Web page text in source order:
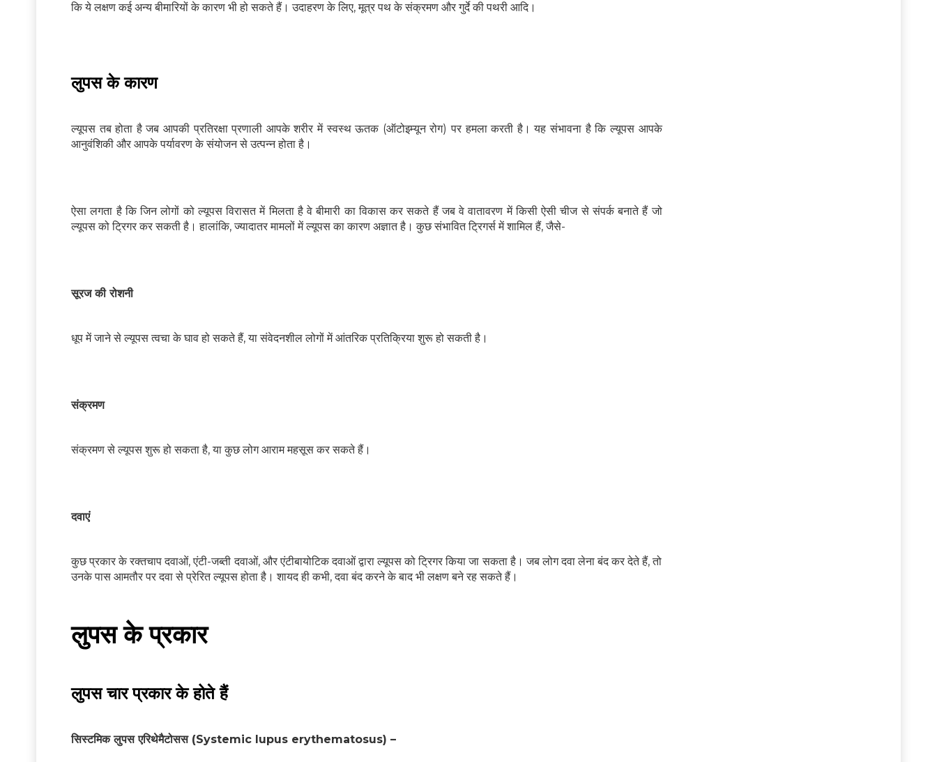
कि ये लक्षण कई अन्य बीमारियों के कारण भी हो सकते हैं। उदाहरण के लिए, मूत्र पथ के संक्रमण और गुर्दे की पथरी आदि।
लुपस के कारण
ल्यूपस तब होता है जब आपकी प्रतिरक्षा प्रणाली आपके शरीर में स्वस्थ ऊतक (ऑटोइम्यून रोग) पर हमला करती है। यह संभावना है कि ल्यूपस आपके
आनुवंशिकी और आपके पर्यावरण के संयोजन से उत्पन्न होता है।
ऐसा लगता है कि जिन लोगों को ल्यूपस विरासत में मिलता है वे बीमारी का विकास कर सकते हैं जब वे वातावरण में किसी ऐसी चीज से संपर्क बनाते हैं जो
ल्यूपस को ट्रिगर कर सकती है। हालांकि, ज्यादातर मामलों में ल्यूपस का कारण अज्ञात है। कुछ संभावित ट्रिगर्स में शामिल हैं, जैसे-
सूरज की रोशनी
धूप में जाने से ल्यूपस त्वचा के घाव हो सकते हैं, या संवेदनशील लोगों में आंतरिक प्रतिक्रिया शुरू हो सकती है।
संक्रमण
संक्रमण से ल्यूपस शुरू हो सकता है, या कुछ लोग आराम महसूस कर सकते हैं।
दवाएं
कुछ प्रकार के रक्तचाप दवाओं, एंटी-जब्ती दवाओं, और एंटीबायोटिक दवाओं द्वारा ल्यूपस को ट्रिगर किया जा सकता है। जब लोग दवा लेना बंद कर देते हैं, तो
उनके पास आमतौर पर दवा से प्रेरित ल्यूपस होता है। शायद ही कभी, दवा बंद करने के बाद भी लक्षण बने रह सकते हैं।
लुपस के प्रकार
लुपस चार प्रकार के होते हैं
सिस्टमिक लुपस एरिथेमैटोसस (Systemic lupus erythematosus) –